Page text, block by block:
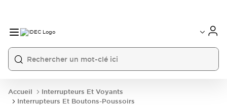
Accueil
Interrupteurs Et Voyants
Interrupteurs Et Boutons-Poussoirs